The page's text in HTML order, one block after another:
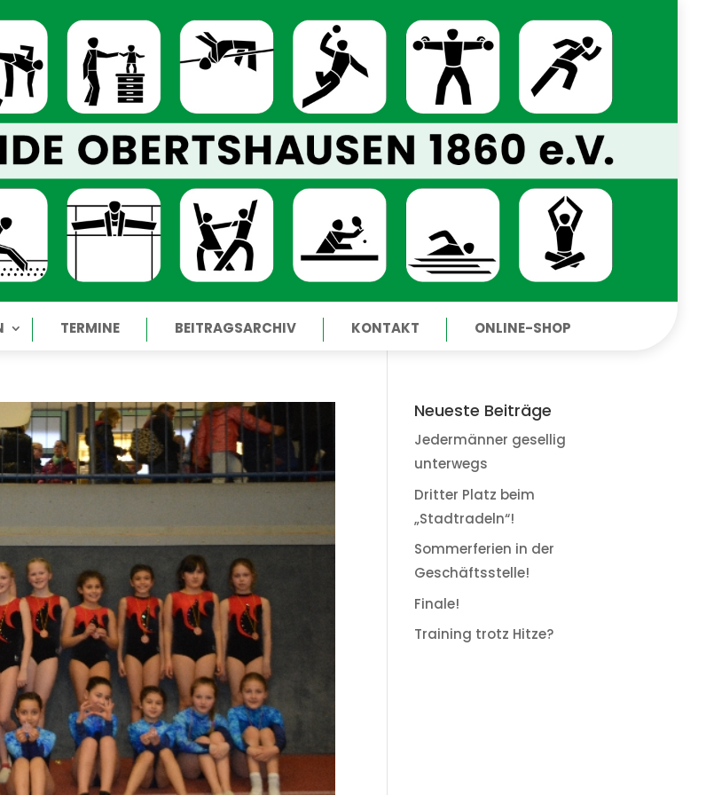
TERMINE BEITRAGSARCHIV KONTAKT ONLINE-SHOP
Neueste Beiträge
Jedermänner gesellig
unterwegs
Dritter Platz beim
„Stadtradeln“!
Sommerferien in der
Geschäftsstelle!
Finale!
Training trotz Hitze?